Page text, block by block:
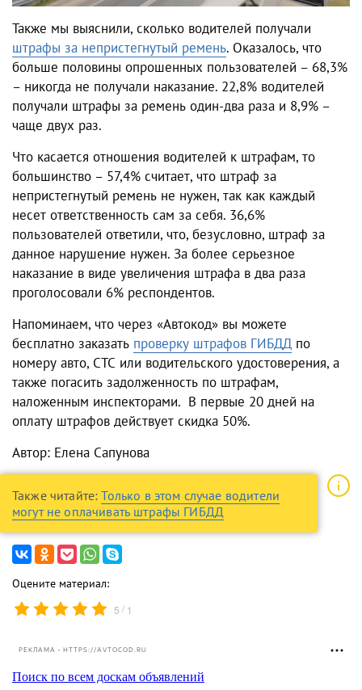
Также мы выяснили, сколько водителей получали
штрафы за непристегнутый ремень. Оказалось, что
больше половины опрошенных пользователей – 68,3%
– никогда не получали наказание. 22,8% водителей
получали штрафы за ремень один-два раза и 8,9% –
чаще двух раз.
Что касается отношения водителей к штрафам, то
большинство – 57,4% считает, что штраф за
непристегнутый ремень не нужен, так как каждый
несет ответственность сам за себя. 36,6%
пользователей ответили, что, безусловно, штраф за
данное нарушение нужен. За более серьезное
наказание в виде увеличения штрафа в два раза
проголосовали 6% респондентов.
Напоминаем, что через «Автокод» вы можете
бесплатно заказать проверку штрафов ГИБДД по
номеру авто, СТС или водительского удостоверения, а
также погасить задолженность по штрафам,
наложенным инспекторами. В первые 20 дней на
оплату штрафов действует скидка 50%.
Автор: Елена Сапунова
Также читайте:Только в этом случае водители
могут не оплачивать штрафы ГИБДД
Оцените материал:
5 / 1
РЕКЛАМА • HTTPS://AVTOCOD.RU